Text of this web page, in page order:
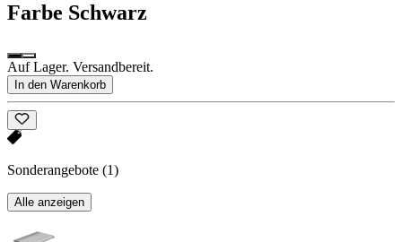
Farbe Schwarz
Auf Lager. Versandbereit.
In den Warenkorb
Sonderangebote (1)
Alle anzeigen